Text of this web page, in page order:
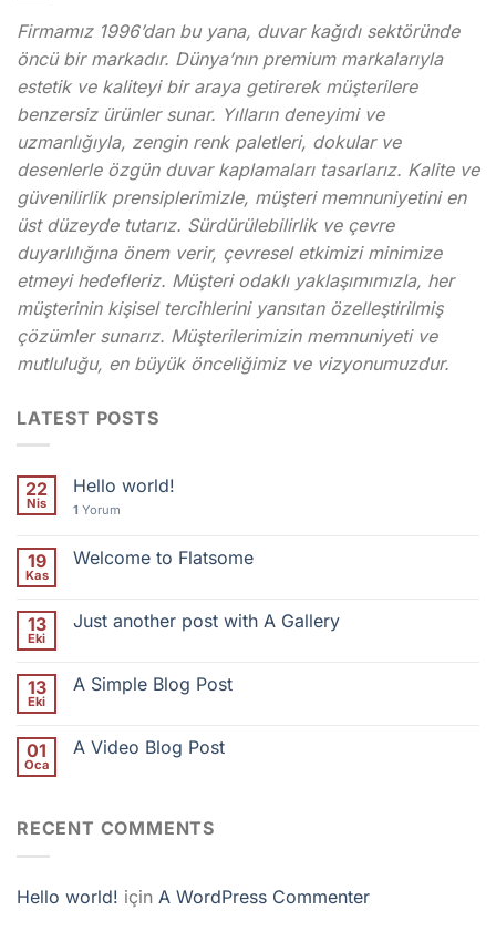
Firmamız 1996’dan bu yana, duvar kağıdı sektöründe
öncü bir markadır. Dünya’nın premium markalarıyla
estetik ve kaliteyi bir araya getirerek müşterilere
benzersiz ürünler sunar. Yılların deneyimi ve
uzmanlığıyla, zengin renk paletleri, dokular ve
desenlerle özgün duvar kaplamaları tasarlarız. Kalite ve
güvenilirlik prensiplerimizle, müşteri memnuniyetini en
üst düzeyde tutarız. Sürdürülebilirlik ve çevre
duyarlılığına önem verir, çevresel etkimizi minimize
etmeyi hedefleriz. Müşteri odaklı yaklaşımımızla, her
müşterinin kişisel tercihlerini yansıtan özelleştirilmiş
çözümler sunarız. Müşterilerimizin memnuniyeti ve
mutluluğu, en büyük önceliğimiz ve vizyonumuzdur.
LATEST POSTS
22
Nis
Hello world!
1 Yorum
19
Kas
Welcome to Flatsome
13
Eki
Just another post with A Gallery
13
Eki
A Simple Blog Post
01
Oca
A Video Blog Post
RECENT COMMENTS
Hello world! için A WordPress Commenter